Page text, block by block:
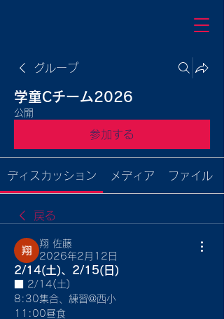
グループ
学童Cチーム2026
公開
参加する
ディスカッション メディア ファイル
戻る
翔 佐藤
2026年2月12日
2/14(土)、2/15(日)
■ 2/14(土)
8:30集合、練習@西小
11:00昼食